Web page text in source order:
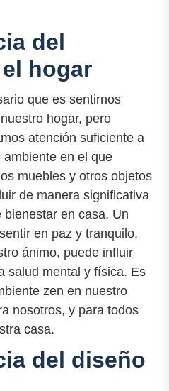
del
hogar
que es sentirnos
hogar, pero
atención suficiente a
en el que
muebles y otros objetos
de manera significativa
en casa. Un
en paz y tranquilo,
ánimo, puede influir
salud mental y física. Es
zen en nuestro
nosotros, y para todos
casa.
del diseño